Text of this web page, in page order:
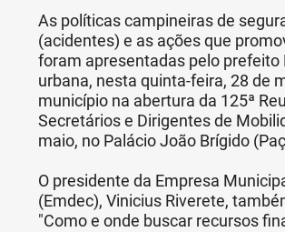
As políticas campineiras de
(acidentes) e as ações que
foram apresentadas pelo prefeito
urbana, nesta quinta-feira, 28 de
município na abertura da 125ª
Secretários e Dirigentes de
maio, no Palácio João Brígido
O presidente da Empresa
(Emdec), Vinicius Riverete,
"Como e onde buscar recursos